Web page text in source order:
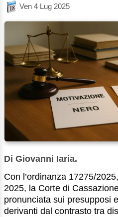
Ven 4 Lug 2025
Di Giovanni Iaria.
Con l’ordinanza 17275/
2025, la Corte di
pronunciata sui presupposi
derivanti dal contrasto tra